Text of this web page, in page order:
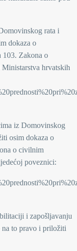
rata i
dokaza o
103. Zakona o
hrvatskih
iz Domovinskog
osim dokaza o
o civilnim
poveznici:
i zapošljavanju
na to pravo i priložiti